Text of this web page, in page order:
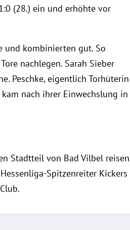
(28.) ein und erhöhte vor
und kombinierten gut. So
nachlegen. Sarah Sieber
Peschke, eigentlich Torhüterin
nach ihrer Einwechslung in
Stadtteil von Bad Vilbel
Spitzenreiter Kickers